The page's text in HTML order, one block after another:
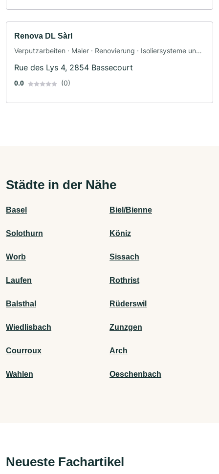
Renova DL Sàrl
Verputzarbeiten · Maler · Renovierung · Isoliersysteme und
Rue des Lys 4, 2854 Bassecourt
0.0 (0)
Städte in der Nähe
Basel Biel/Bienne
Solothurn Köniz
Worb Sissach
Laufen Rothrist
Balsthal Rüderswil
Wiedlisbach Zunzgen
Courroux Arch
Wahlen Oeschenbach
Neueste Fachartikel